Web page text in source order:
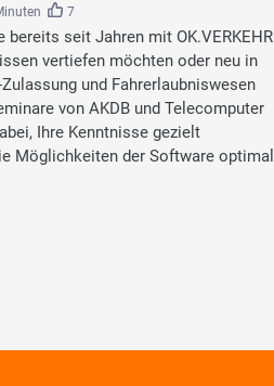
7
bereits seit Jahren mit OK.VERKEHR
vertiefen möchten oder neu in
und Fahrerlaubniswesen
von AKDB und Telecomputer
Ihre Kenntnisse gezielt
Möglichkeiten der Software optimal